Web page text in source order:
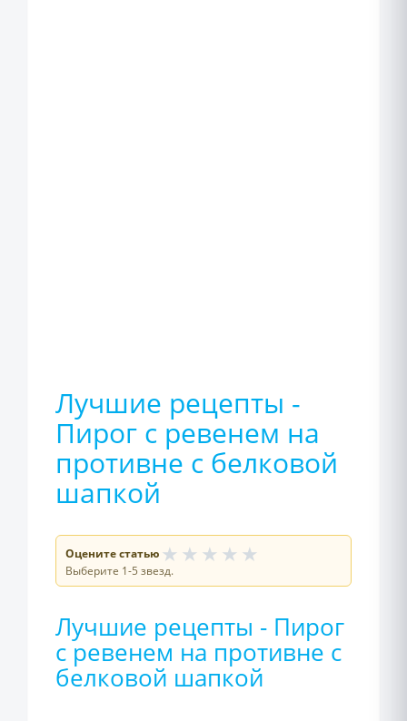
Лучшие рецепты -
Пирог с ревенем на
противне с белковой
шапкой
Оцените статью ★ ★ ★ ★ ★
Выберите 1-5 звезд.
Лучшие рецепты - Пирог
с ревенем на противне с
белковой шапкой